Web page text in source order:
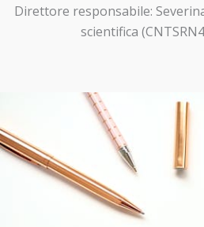
Direttore responsabile:
scientifica